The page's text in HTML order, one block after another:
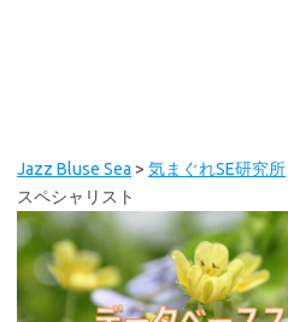
Jazz Bluse Sea > 気まぐれSE研究所
スペシャリスト